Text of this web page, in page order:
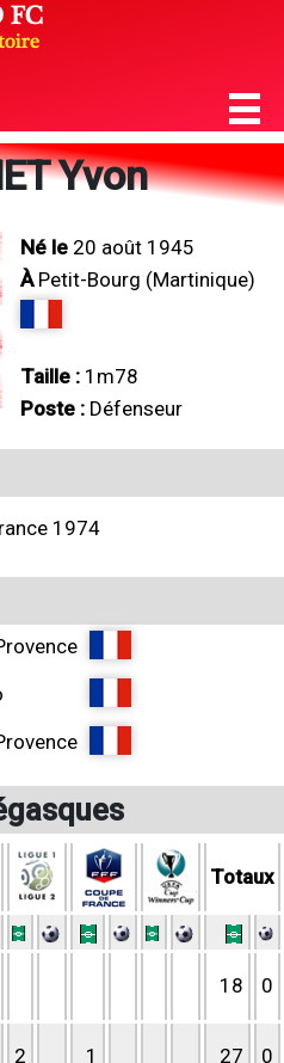
Yvon
Né le 20 août 1945
ÀPetit-Bourg (Martinique)
Taille : 1m78
Poste : Défenseur
1974
Totaux
18 0
2 1 27 0